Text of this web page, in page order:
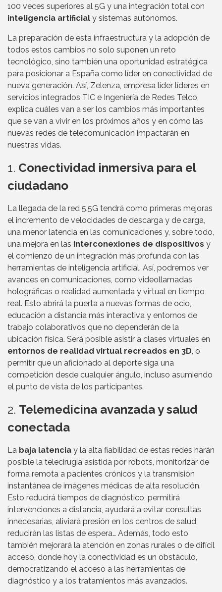
100 veces superiores al 5G y una integración total con
inteligencia artificial y sistemas autónomos.
La preparación de esta infraestructura y la adopción de
todos estos cambios no solo suponen un reto
tecnológico, sino también una oportunidad estratégica
para posicionar a España como líder en conectividad de
nueva generación. Así, Zelenza, empresa líder líderes en
servicios integrados TIC e Ingeniería de Redes Telco,
explica cuáles van a ser los cambios más importantes
que se van a vivir en los próximos años y en cómo las
nuevas redes de telecomunicación impactarán en
nuestras vidas.
1. Conectividad inmersiva para el
ciudadano
La llegada de la red 5.5G tendrá como primeras mejoras
el incremento de velocidades de descarga y de carga,
una menor latencia en las comunicaciones y, sobre todo,
una mejora en las interconexiones de dispositivos y
el comienzo de un integración más profunda con las
herramientas de inteligencia artificial. Así, podremos ver
avances en comunicaciones, como videollamadas
holográficas o realidad aumentada y virtual en tiempo
real. Esto abrirá la puerta a nuevas formas de ocio,
educación a distancia más interactiva y entornos de
trabajo colaborativos que no dependerán de la
ubicación física. Será posible asistir a clases virtuales en
entornos de realidad virtual recreados en 3D, o
permitir que un aficionado al deporte siga una
competición desde cualquier ángulo, incluso asumiendo
el punto de vista de los participantes.
2. Telemedicina avanzada y salud
conectada
La baja latencia y la alta fiabilidad de estas redes harán
posible la telecirugía asistida por robots, monitorizar de
forma remota a pacientes crónicos y la transmisión
instantánea de imágenes médicas de alta resolución.
Esto reducirá tiempos de diagnóstico, permitirá
intervenciones a distancia, ayudará a evitar consultas
innecesarias, aliviará presión en los centros de salud,
reducirán las listas de espera… Además, todo esto
también mejorará la atención en zonas rurales o de difícil
acceso, donde hoy la conectividad es un obstáculo,
democratizando el acceso a las herramientas de
diagnóstico y a los tratamientos más avanzados.